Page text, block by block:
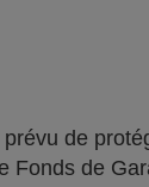
de
de